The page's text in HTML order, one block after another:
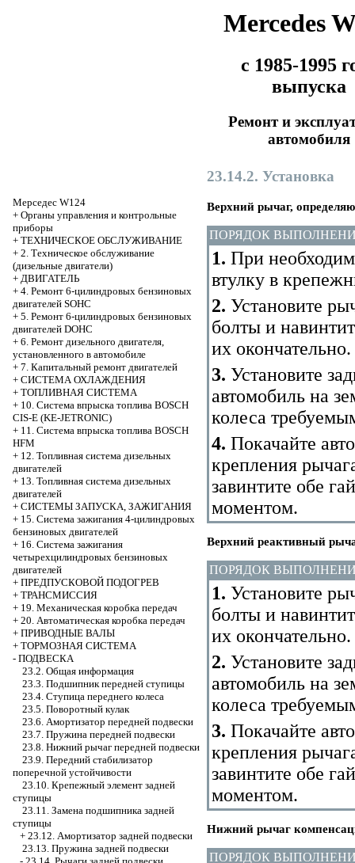
Mercedes
с 1985-1995
выпуска
Ремонт и
автомобиля
Мерседес W124
+ Органы управления и контрольные
приборы
+ ТЕХНИЧЕСКОЕ ОБСЛУЖИВАНИЕ
+ 2. Техническое обслуживание
(дизельные двигатели)
+ ДВИГАТЕЛЬ
+ 4. Ремонт 6-цилиндровых бензиновых
двигателей SOHC
+ 5. Ремонт 6-цилиндровых бензиновых
двигателей DOHC
+ 6. Ремонт дизельного двигателя,
установленного в автомобиле
+ 7. Капитальный ремонт двигателей
+ СИСТЕМА ОХЛАЖДЕНИЯ
+ ТОПЛИВНАЯ СИСТЕМА
+ 10. Система впрыска топлива BOSCH
CIS-E (KE-JETRONIC)
+ 11. Система впрыска топлива BOSCH
HFM
+ 12. Топливная система дизельных
двигателей
+ 13. Топливная система дизельных
двигателей
+ СИСТЕМЫ ЗАПУСКА, ЗАЖИГАНИЯ
+ 15. Система зажигания 4-цилиндровых
бензиновых двигателей
+ 16. Система зажигания
четырехцилиндровых бензиновых
двигателей
+ ПРЕДПУСКОВОЙ ПОДОГРЕВ
+ ТРАНСМИССИЯ
+ 19. Механическая коробка передач
+ 20. Автоматическая коробка передач
+ ПРИВОДНЫЕ ВАЛЫ
+ ТОРМОЗНАЯ СИСТЕМА
- ПОДВЕСКА
23.2. Общая информация
23.3. Подшипник передней ступицы
23.4. Ступица переднего колеса
23.5. Поворотный кулак
23.6. Амортизатор передней подвески
23.7. Пружина передней подвески
23.8. Нижний рычаг передней подвески
23.9. Передний стабилизатор
поперечной устойчивости
23.10. Крепежный элемент задней
ступицы
23.11. Замена подшипника задней
ступицы
+ 23.12. Амортизатор задней подвески
23.13. Пружина задней подвески
23.14.2. Установка
Верхний рычаг,
ПОРЯДОК
1. При
втулку в
2. Установите
болты и
их окончательно.
3. Установите
автомобиль на
колеса
4. Покачайте
крепления
завинтите обе
моментом.
Верхний реактивный
ПОРЯДОК
1. Установите
болты и
их окончательно.
2. Установите
автомобиль на
колеса
3. Покачайте
крепления
завинтите обе
моментом.
Нижний рычаг
ПОРЯДОК